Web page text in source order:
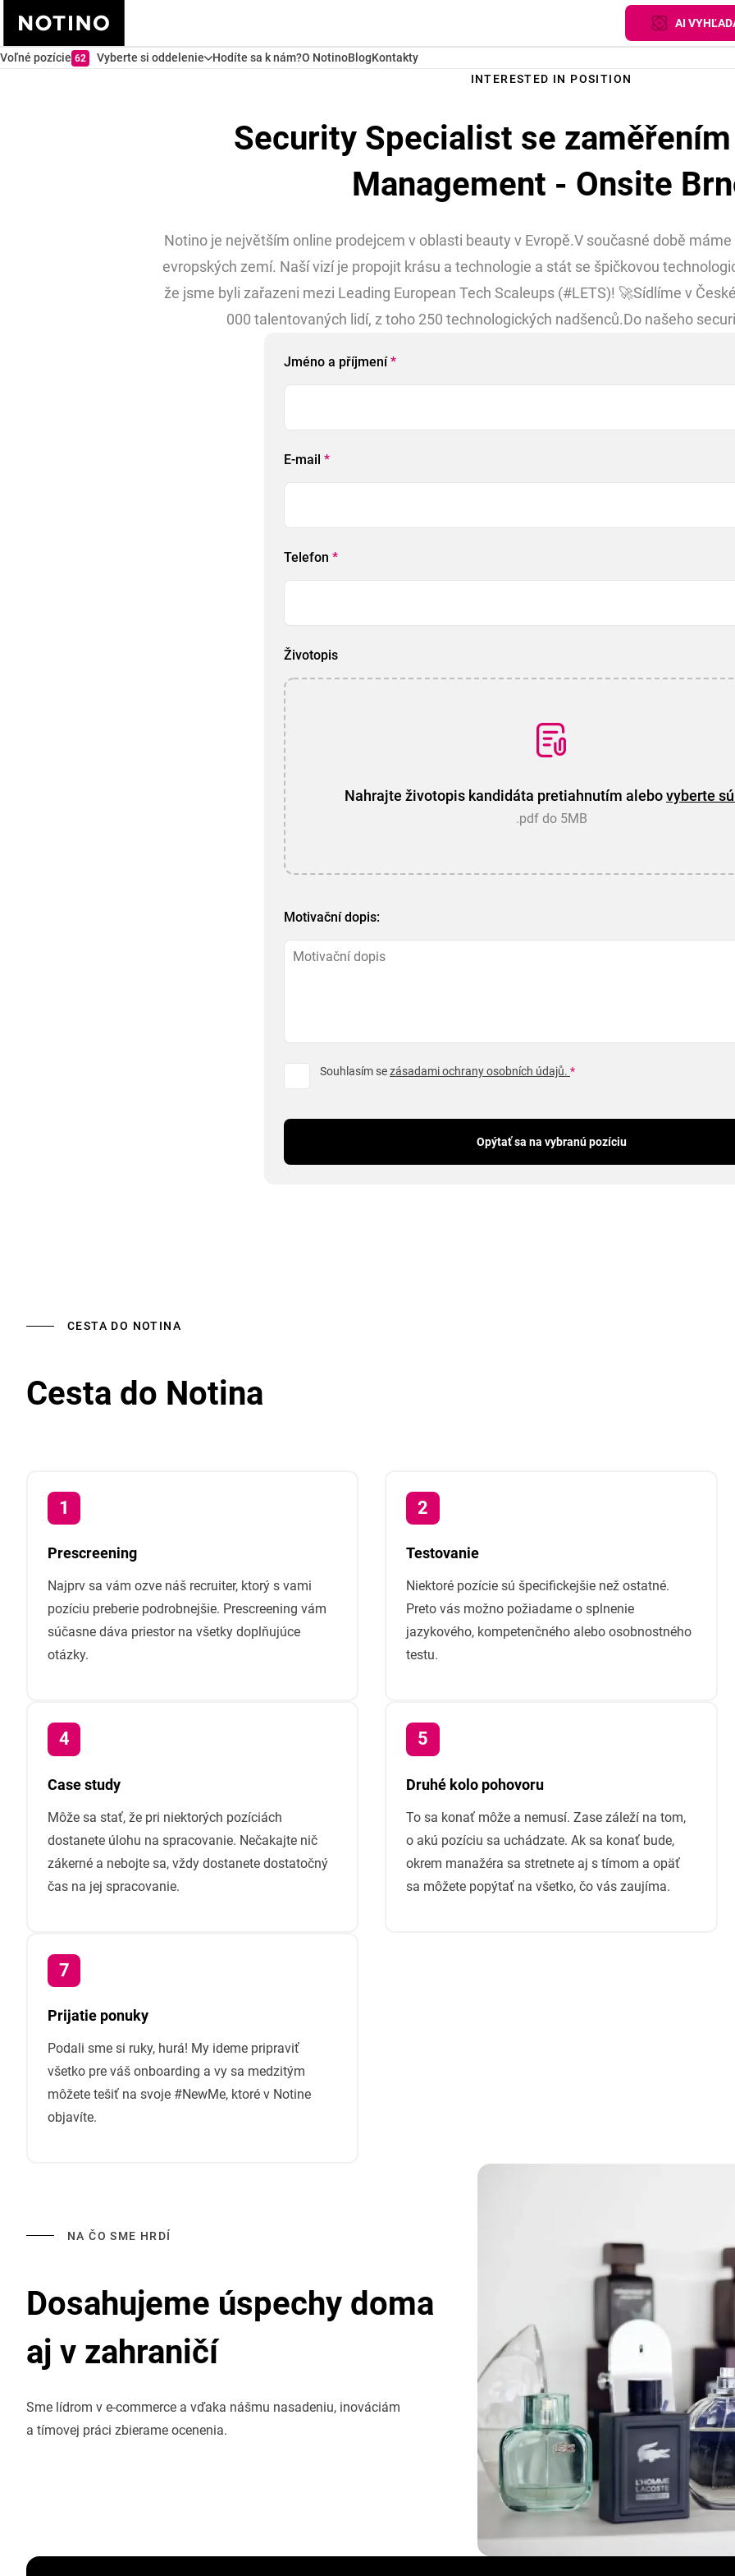
AI
Voľné pozície 62 Vyberte si oddelenie Hodíte sa k nám?O NotinoBlogKontakty
INTERESTED IN POSITION
Security Specialist se
Management - Onsite
Notino je největším online prodejcem v oblasti beauty v Evropě.V současné době
evropských zemí. Naší vizí je propojit krásu a technologie a stát se špičkovou
že jsme byli zařazeni mezi Leading European Tech Scaleups (#LETS)! 🚀Sídlíme v
000 talentovaných lidí, z toho 250 technologických nadšenců.Do našeho
Jméno a příjmení*
E-mail *
Telefon *
Životopis
Nahrajte životopis kandidáta pretiahnutím alebovyberte
.pdf do 5MB
Motivační dopis:
Souhlasím sezásadami ochrany osobních údajů. *
Opýtať sa na vybranú pozíciu
CESTA DO NOTINA
Cesta do Notina
Prescreening
Najprv sa vám ozve náš recruiter, ktorý s vami
pozíciu preberie podrobnejšie. Prescreening vám
súčasne dáva priestor na všetky doplňujúce
otázky.
Testovanie
Niektoré pozície sú špecifickejšie než ostatné.
Preto vás možno požiadame o splnenie
jazykového, kompetenčného alebo osobnostného
testu.
Case study
Môže sa stať, že pri niektorých pozíciách
dostanete úlohu na spracovanie. Nečakajte nič
zákerné a nebojte sa, vždy dostanete dostatočný
čas na jej spracovanie.
Druhé kolo pohovoru
To sa konať môže a nemusí. Zase záleží na tom,
o akú pozíciu sa uchádzate. Ak sa konať bude,
okrem manažéra sa stretnete aj s tímom a opäť
sa môžete popýtať na všetko, čo vás zaujíma.
Prijatie ponuky
Podali sme si ruky, hurá! My ideme pripraviť
všetko pre váš onboarding a vy sa medzitým
môžete tešiť na svoje #NewMe, ktoré v Notine
objavíte.
NA ČO SME HRDÍ
Dosahujeme úspechy doma
aj v zahraničí
Sme lídrom v e-commerce a vďaka nášmu nasadeniu, inováciám
a tímovej práci zbierame ocenenia.